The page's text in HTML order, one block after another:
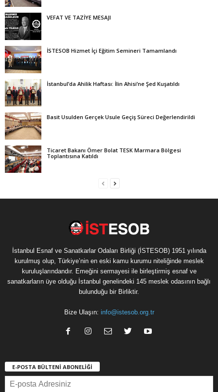
VEFAT VE TAZİYE MESAJI
İSTESOB Hizmet İçi Eğitim Semineri Tamamlandı
İstanbul’da Ahilik Haftası: İlin Ahisi’ne Şed Kuşatıldı
Basit Usulden Gerçek Usule Geçiş Süreci Değerlendirildi
Ticaret Bakanı Ömer Bolat TESK Marmara Bölgesi
Toplantısına Katıldı
İstanbul Esnaf ve Sanatkarlar Odaları Birliği (İSTESOB) 1951 yılında
kurulmuş olup, Türkiye’nin en eski kamu kurumu niteliğinde meslek
kuruluşlarındandır. Emeğini sermayesi ile birleştirmiş esnaf ve
sanatkarların üye olduğu İstanbul genelindeki 145 meslek odasının bağlı
bulunduğu bir Birliktir.
Bize Ulaşın: info@istesob.org.tr
E-POSTA BÜLTENİ ABONELİĞİ